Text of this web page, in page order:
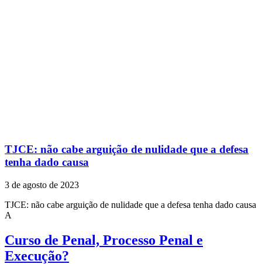
TJCE: não cabe arguição de nulidade que a defesa
tenha dado causa
3 de agosto de 2023
TJCE: não cabe arguição de nulidade que a defesa tenha dado causa
A
Curso de Penal, Processo Penal e
Execução?